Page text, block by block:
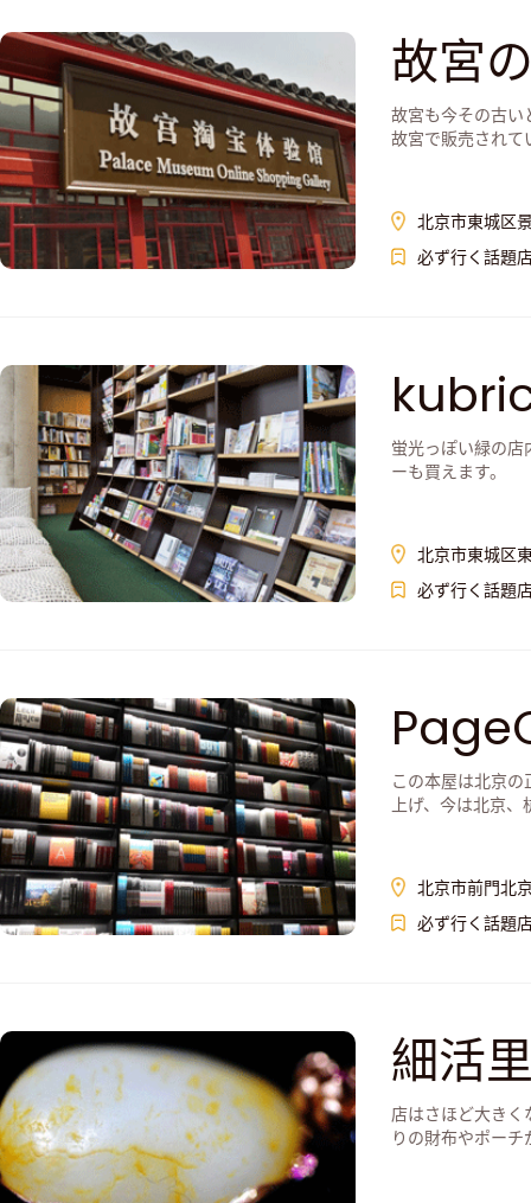
故宮
故宮も今その古い
故宮で販売されて
北京市東城区
必ず行く話題
蛍光っぽい緑の
ーも買えます。
北京市東城区
必ず行く話題
この本屋は北京
上げ、今は北京、
北京市前門北
必ず行く話題
細活
店はさほど大きく
りの財布やポー